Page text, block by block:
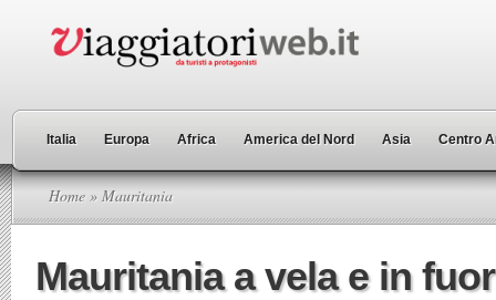
Italia Europa Africa America del Nord Asia Centro
Home » Mauritania
Mauritania a vela e in